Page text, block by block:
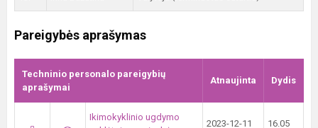
Pareigybės aprašymas
Techninio personalo pareigybių
aprašymai
Atnaujinta Dydis
Ikimokyklinio ugdymo
2023-12-11
16.05